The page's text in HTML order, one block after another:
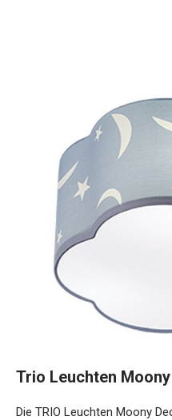
Trio Leuchten
Die TRIO Leuchten Moony